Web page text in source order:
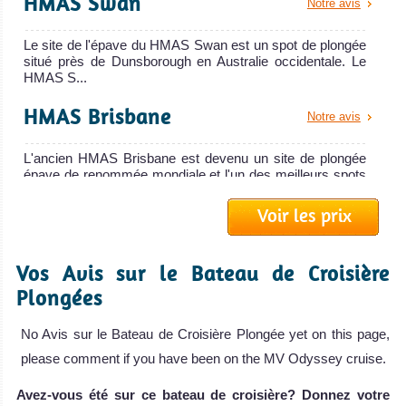
Barrière
de
Corail
destination de
plongée et de
croisières.
Incroyable spot
pour des gros
requins, de
photographie
sous-marine.
Endroit le plus
Spirit of Freedom
Spirit of Freedom Avis sur le Bateau de Croisière Plongée
Spoilsport
Le Spoilsport est un bateau de croisière
Notre avis
Le site de l'épave du HMAS Swan est un spot de plongée
situé près de Dunsborough en Australie occidentale. Le
HMAS S...
Notre avis
HMAS Brisbane
L'ancien HMAS Brisbane est devenu un site de plongée
épave de renommée mondiale et l'un des meilleurs spots
Notre avis
Le site de plongée sous-marine de North Horn est situé
dans la Mer de Corail, sur un atoll reculé de la Grande
Ba...
Notre avis
Cod Hole
la Grande Barrière de Corail situé au nord de Queensland
Voir les prix
Vos Avis sur le Bateau de Croisière
Plongées
No Avis sur le Bateau de Croisière Plongée yet on this page,
please comment if you have been on the MV Odyssey cruise.
Avez-vous été sur ce bateau de croisière? Donnez votre